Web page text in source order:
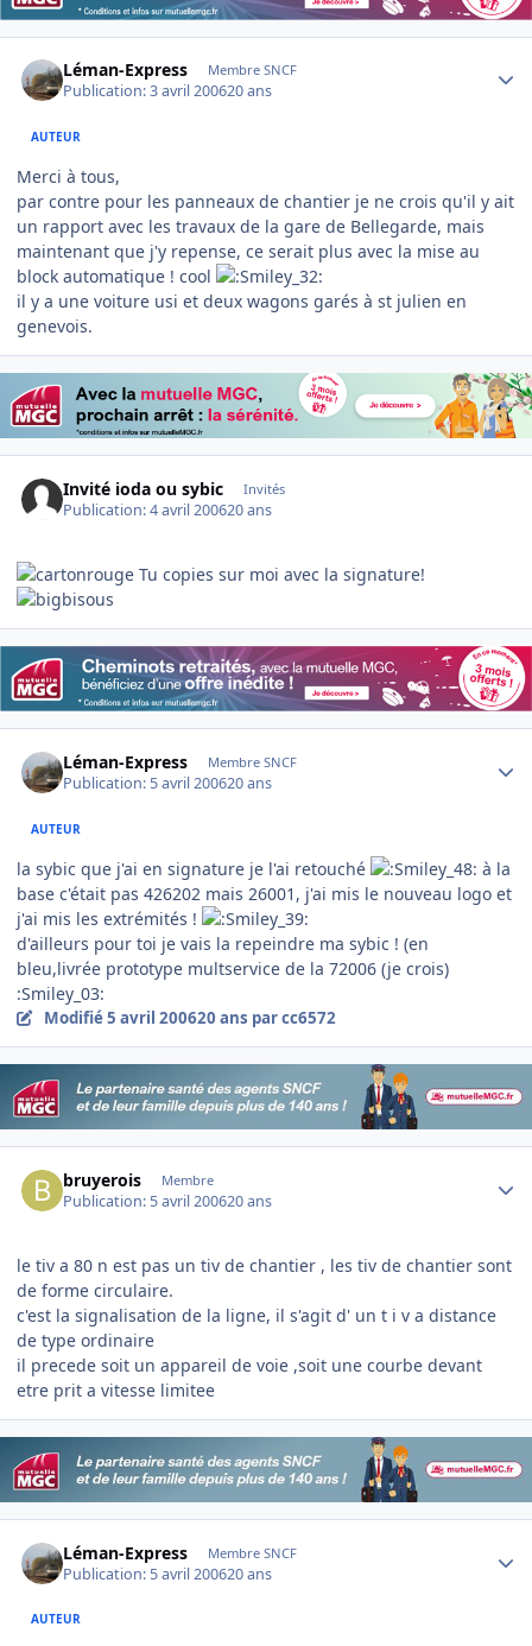
Léman-Express Membre SNCF
Publication:3 avril 200620 ans
AUTEUR
Merci à tous,
par contre pour les panneaux de chantier je ne crois qu'il y ait
un rapport avec les travaux de la gare de Bellegarde, mais
maintenant que j'y repense, ce serait plus avec la mise au
block automatique ! cool
il y a une voiture usi et deux wagons garés à st julien en
genevois.
Invité ioda ou sybic Invités
Publication:4 avril 200620 ans
Tu copies sur moi avec la signature!
Léman-Express Membre SNCF
Publication: 5 avril 200620 ans
AUTEUR
la sybic que j'ai en signature je l'ai retouché
à la
base c'était pas 426202 mais 26001, j'ai mis le nouveau logo et
j'ai mis les extrémités !
d'ailleurs pour toi je vais la repeindre ma sybic ! (en
bleu,livrée prototype multservice de la 72006 (je crois)
:Smiley_03:
Modifié5 avril 200620 ans par cc6572
bruyerois Membre
Publication: 5 avril 200620 ans
le tiv a 80 n est pas un tiv de chantier , les tiv de chantier sont
de forme circulaire.
c'est la signalisation de la ligne, il s'agit d' un t i v a distance
de type ordinaire
il precede soit un appareil de voie ,soit une courbe devant
etre prit a vitesse limitee
Léman-Express Membre SNCF
Publication: 5 avril 200620 ans
AUTEUR